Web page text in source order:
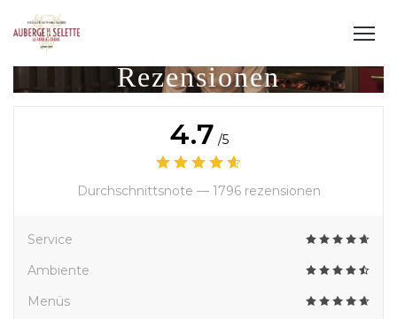
Rezensionen
4.7 /5
Durchschnittsnote — 1796 rezensionen
Service
Ambiente
Menüs